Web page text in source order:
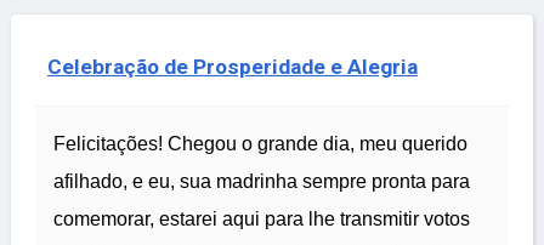
Celebração de Prosperidade e Alegria
Felicitações! Chegou o grande dia, meu querido
afilhado, e eu, sua madrinha sempre pronta para
comemorar, estarei aqui para lhe transmitir votos